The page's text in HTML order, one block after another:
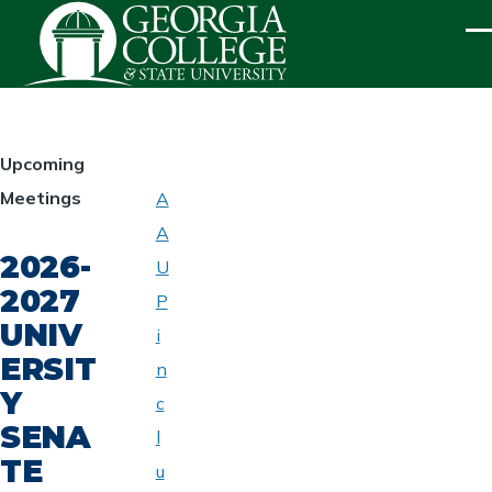
Skip to main content
HOMEPAGE
Upcoming
Meetings
2026-
2027
UNIV
ERSIT
Y
SENA
TE
UNIVERSITY
SENATE
A
A
U
P
i
n
c
l
u